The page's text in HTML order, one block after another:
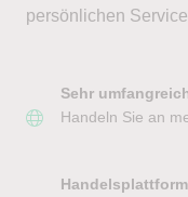
persönlichen
Sehr
Handeln Sie an